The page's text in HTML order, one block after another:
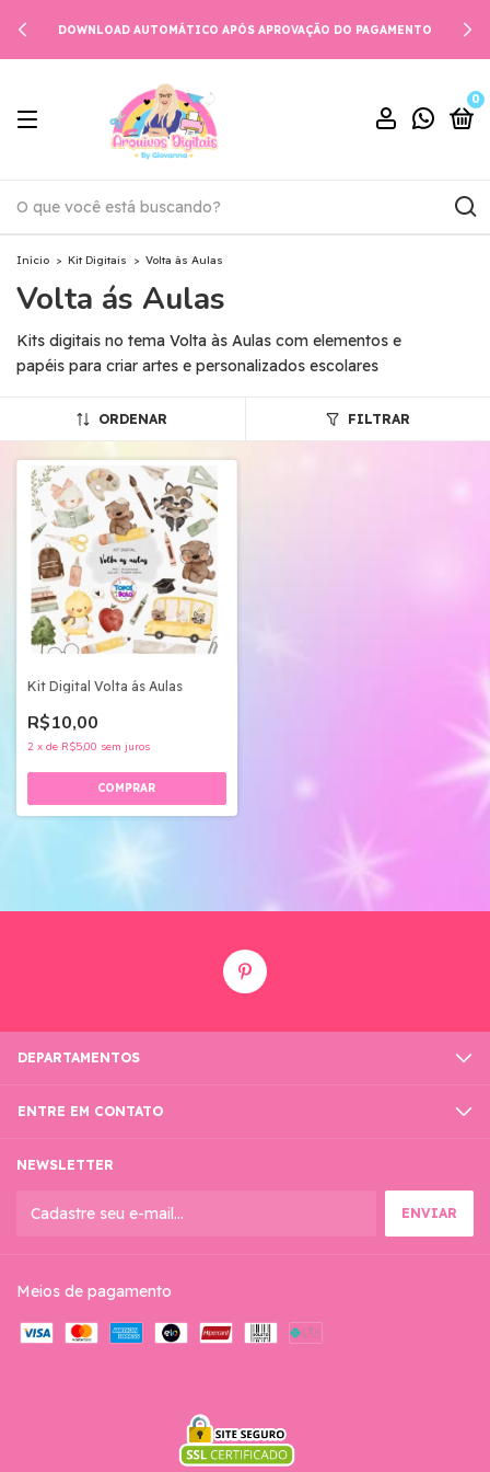
DOWNLOAD AUTOMÁTICO APÓS APROVAÇÃO DO PAGAMENTO
0
Início > Kit Digitais > Volta ás Aulas
Volta ás Aulas
Kits digitais no tema Volta às Aulas com elementos e
papéis para criar artes e personalizados escolares
ORDENAR FILTRAR
Kit Digital Volta ás Aulas
R$10,00
2 x de R$5,00 sem juros
DEPARTAMENTOS
ENTRE EM CONTATO
NEWSLETTER
Meios de pagamento